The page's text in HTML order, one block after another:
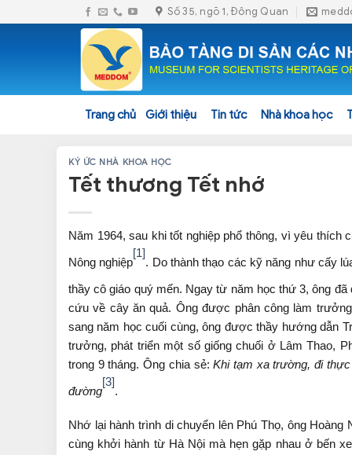
to
Số 35, ngõ 1, Đông Quan
Trang chủ Giới thiệu Tin tức Nhà khoa học
KÝ ỨC NHÀ KHOA HỌC
Tết thương Tết nhớ
Năm 1964, sau khi tốt nghiệp phổ thông, vì yêu
Nông nghiệp
[1]
. Do thành thạo các kỹ năng như cấy
thầy cô giáo quý mến. Ngay từ năm học thứ 3, ông
cứu về cây ăn quả. Ông được phân công làm
sang năm học cuối cùng, ông được thầy hướng dẫn
trưởng, phát triển một số giống chuối ở Lâm Thao,
trong 9 tháng. Ông chia sẻ:Khi tạm xa trường, đi
đường
[3]
.
Nhớ lại hành trình di chuyển lên Phú Thọ, ông
cùng khởi hành từ Hà Nội mà hẹn gặp nhau ở bến